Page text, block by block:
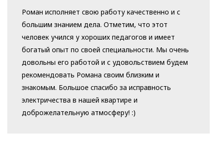
Роман исполняет свою работу качественно и с
большим знанием дела. Отметим, что этот
человек учился у хороших педагогов и имеет
богатый опыт по своей специальности. Мы очень
довольны его работой и с удовольствием будем
рекомендовать Романа своим близким и
знакомым. Большое спасибо за исправность
электричества в нашей квартире и
доброжелательную атмосферу! :)